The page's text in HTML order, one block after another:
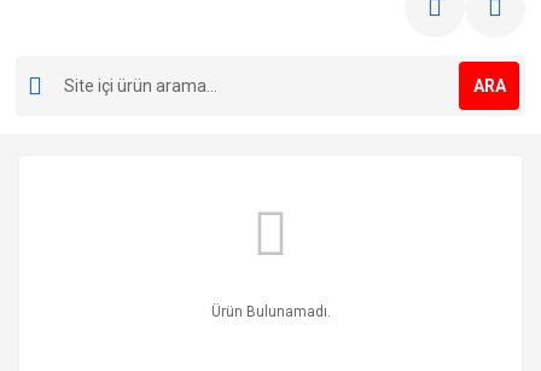
ARA
Ürün Bulunamadı.